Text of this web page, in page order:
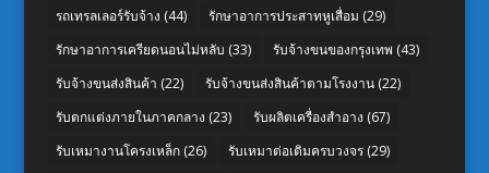
รถเทรลเลอร์รับจ้าง (44) รักษาอาการประสาทหูเสื่อม (29)
รักษาอาการเครียดนอนไม่หลับ (33) รับจ้างขนของกรุงเทพ (43)
รับจ้างขนส่งสินค้า (22) รับจ้างขนส่งสินค้าตามโรงงาน(22)
รับตกแต่งภายในภาคกลาง (23) รับผลิตเครื่องสำอาง (67)
รับเหมางานโครงเหล็ก(26) รับเหมาต่อเติมครบวงจร(29)